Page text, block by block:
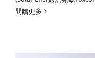
閱讀更多